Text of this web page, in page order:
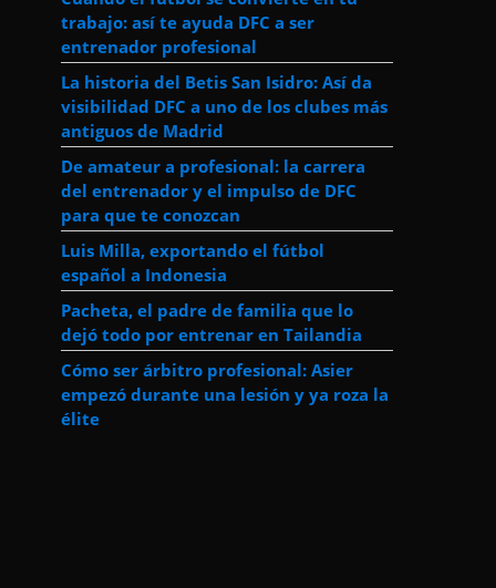
trabajo: así te ayuda DFC a ser
entrenador profesional
La historia del Betis San Isidro: Así da
visibilidad DFC a uno de los clubes más
antiguos de Madrid
De amateur a profesional: la carrera
del entrenador y el impulso de DFC
para que te conozcan
Luis Milla, exportando el fútbol
español a Indonesia
Pacheta, el padre de familia que lo
dejó todo por entrenar en Tailandia
Cómo ser árbitro profesional: Asier
empezó durante una lesión y ya roza la
élite